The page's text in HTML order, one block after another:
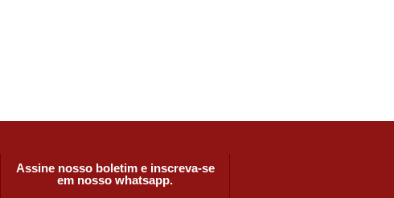
Assine nosso boletim e inscreva-se
em nosso whatsapp.